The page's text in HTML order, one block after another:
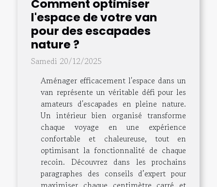
Comment optimiser
l'espace de votre van
pour des escapades
nature ?
Samedi 20/12/2025
Aménager efficacement l'espace dans un
van représente un véritable défi pour les
amateurs d'escapades en pleine nature.
Un intérieur bien organisé transforme
chaque voyage en une expérience
confortable et chaleureuse, tout en
optimisant la fonctionnalité de chaque
recoin. Découvrez dans les prochains
paragraphes des conseils d’expert pour